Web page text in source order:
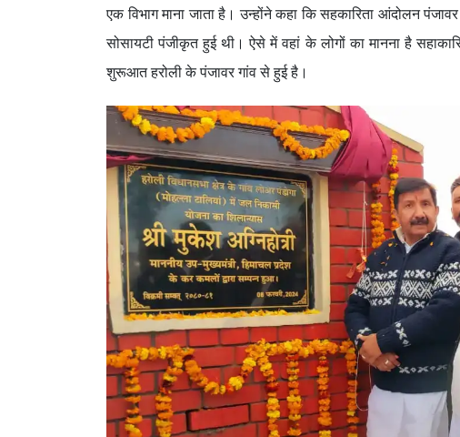
एक विभाग माना जाता है। उन्होंने कहा कि सहकारिता आंदोलन
सोसायटी पंजीकृत हुई थी। ऐसे में वहां के लोगों का मानना है
शुरूआत हरोली के पंजावर गांव से हुई है।